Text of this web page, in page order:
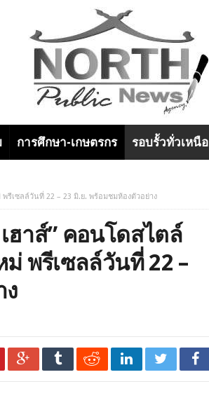
การศึกษา-เกษตรกร รอบรั้วทั่วเหนือ
รีเซลล์วันที่ 22 – 23 มิ.ย. พร้อมชมห้องตัวอย่าง
ฮาส์” คอนโดสไตล์
พรีเซลล์วันที่ 22 –